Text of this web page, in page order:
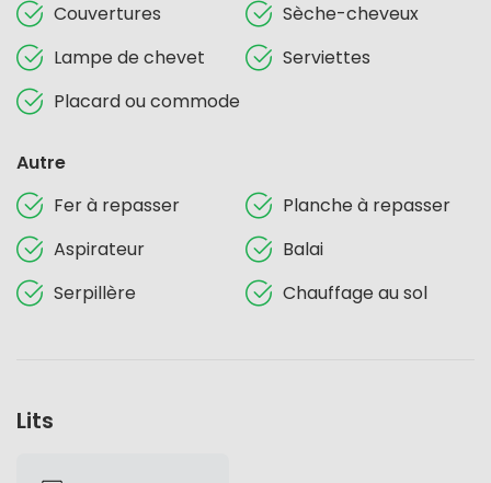
Couvertures
Lampe de chevet
Placard ou commode
Sèche-cheveux
Serviettes
Autre
Fer à repasser
Planche à repasser
Aspirateur
Balai
Serpillère
Chauffage au sol
Lits